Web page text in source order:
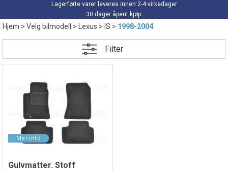
Lagerførte varer leveres innen 2-4 virkedager
30 dager åpent kjøp
Hjem>Velg bilmodell > Lexus> IS>1998-2004
Filter
Gulvmatter. Stoff